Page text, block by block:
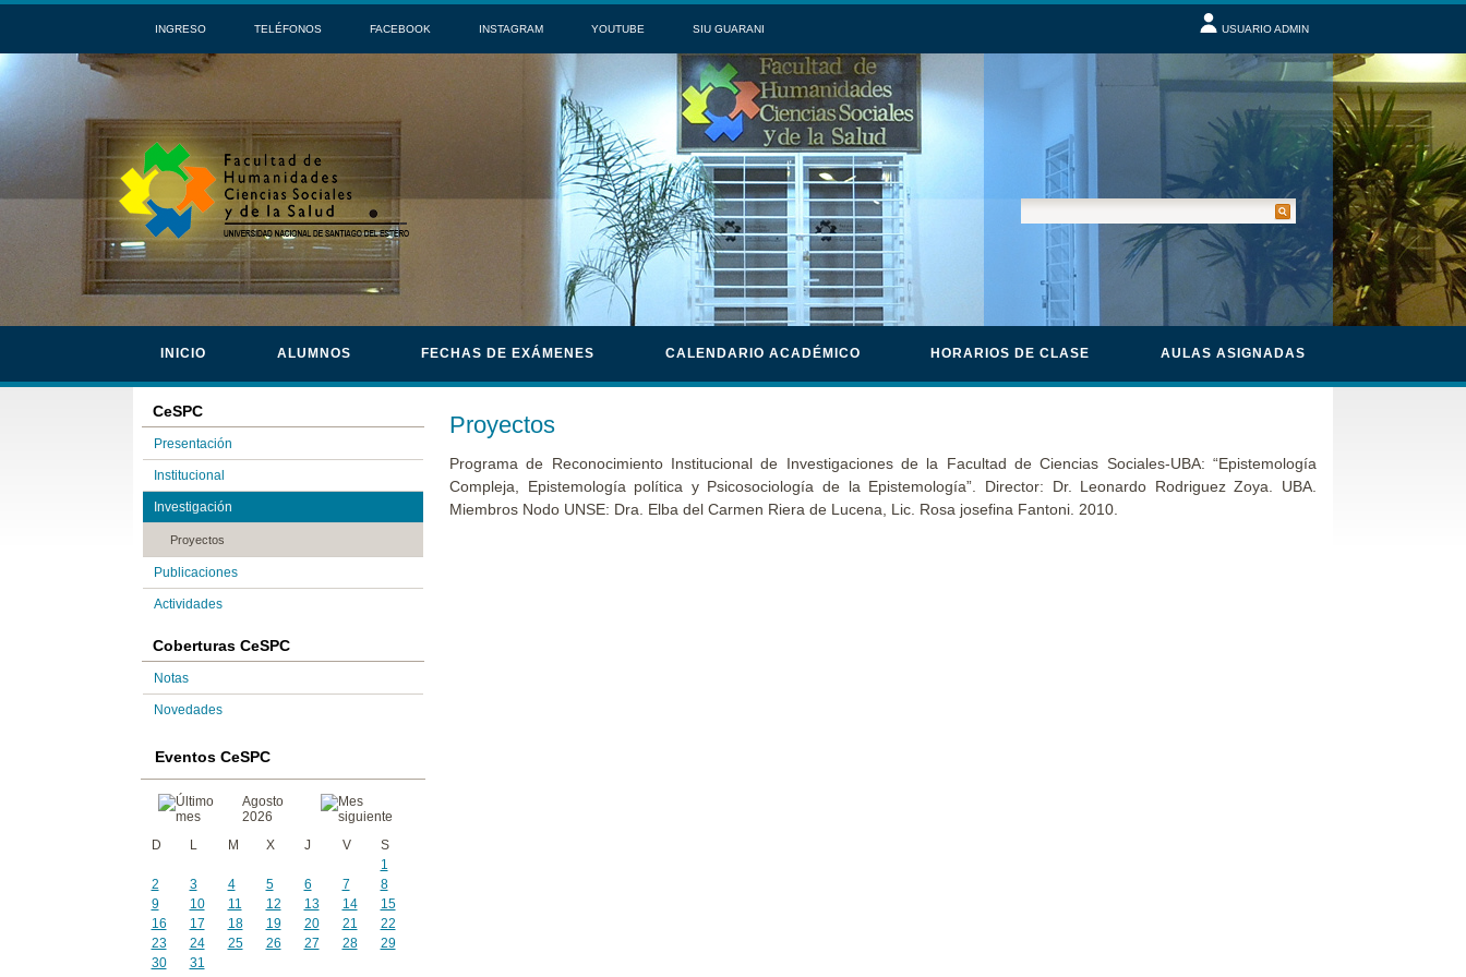
INGRESO TELÉFONOS FACEBOOK INSTAGRAM YOUTUBE SIU GUARANI USUARIO ADMIN
INICIO ALUMNOS FECHAS DE EXÁMENES CALENDARIO ACADÉMICO HORARIOS DE CLASE AULAS ASIGNADAS
CeSPC
Presentación
Institucional
Investigación
Proyectos
Publicaciones
Actividades
Coberturas CeSPC
Notas
Novedades
Eventos CeSPC
Agosto
2026
D
L M X J V
S
1
2
3 4 5 6 7
8
9
10 11 12 13 14
15
16
17 18 19 20 21
22
23
24 25 26 27 28
29
30
31
Proyectos
Programa de Reconocimiento Institucional de Investigaciones de la Facultad de Ciencias Sociales-UBA: “Epistemología
Compleja, Epistemología política y Psicosociología de la Epistemología”. Director: Dr. Leonardo Rodriguez Zoya. UBA.
Miembros Nodo UNSE: Dra. Elba del Carmen Riera de Lucena, Lic. Rosa josefina Fantoni. 2010.